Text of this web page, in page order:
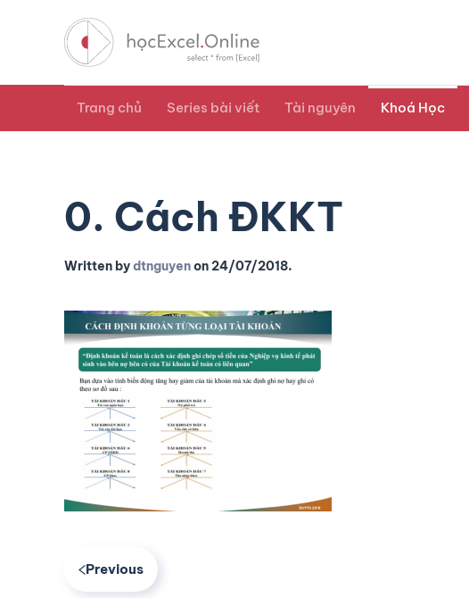
Trang chủ Series bài viết Tài nguyên Khoá Học
0. Cách ĐKKT
Written bydtnguyenon24/07/2018.
Previous